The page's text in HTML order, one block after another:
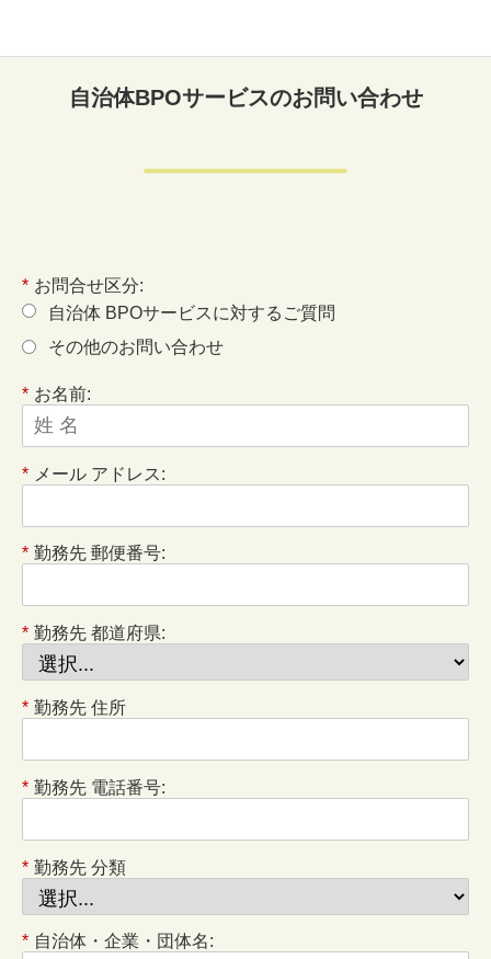
自治体BPOサービスのお問い合わせ
* お問合せ区分:
自治体 BPOサービスに対するご質問
その他のお問い合わせ
* お名前:
* メール アドレス:
* 勤務先 郵便番号:
* 勤務先 都道府県:
* 勤務先 住所
* 勤務先 電話番号:
* 勤務先 分類
* 自治体・企業・団体名: